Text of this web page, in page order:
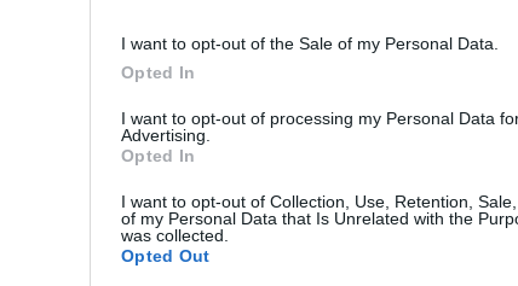
I want to opt-out of the Sale of my Personal Data.
Opted In
I want to opt-out of processing my Personal Data
Advertising.
Opted In
I want to opt-out of Collection, Use, Retention,
of my Personal Data that Is Unrelated with the
was collected.
Opted Out